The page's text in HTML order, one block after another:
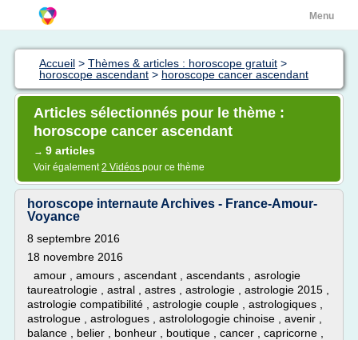
Menu
Accueil > Thèmes & articles : horoscope gratuit >
horoscope ascendant > horoscope cancer ascendant
Articles sélectionnés pour le thème :
horoscope cancer ascendant
→ 9 articles
Voir également2 Vidéos pour ce thème
horoscope internaute Archives - France-Amour-
Voyance
8 septembre 2016
18 novembre 2016
amour , amours , ascendant , ascendants , asrologie
taureatrologie , astral , astres , astrologie , astrologie 2015 ,
astrologie compatibilité , astrologie couple , astrologiques ,
astrologue , astrologues , astrolologogie chinoise , avenir ,
balance , belier , bonheur , boutique , cancer , capricorne ,